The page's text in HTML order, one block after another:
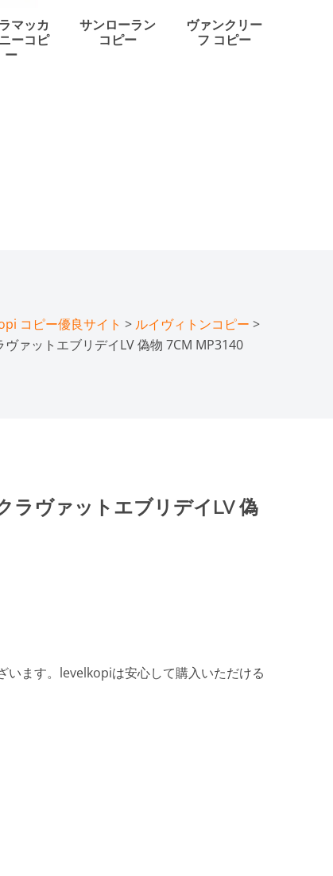
マッカ
ーコピ
ー
サンローラン
コピー
ヴァンクリー
フ コピー
コピー優良サイト > ルイヴィトンコピー >
ァットエブリデイLV 偽物 7CM MP3140
ヴァットエブリデイLV 偽
います。levelkopiは安心して購入いただける